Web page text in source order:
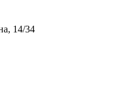
14/34